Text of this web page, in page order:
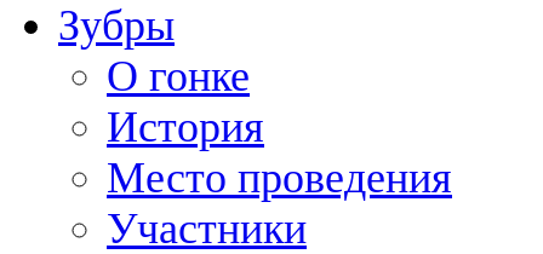
Зубры
О гонке
История
Место проведения
Участники